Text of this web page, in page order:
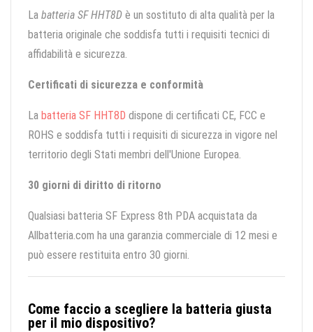
La batteria SF HHT8D è un sostituto di alta qualità per la
batteria originale che soddisfa tutti i requisiti tecnici di
affidabilità e sicurezza.
Certificati di sicurezza e conformità
La batteria SF HHT8D dispone di certificati CE, FCC e
ROHS e soddisfa tutti i requisiti di sicurezza in vigore nel
territorio degli Stati membri dell'Unione Europea.
30 giorni di diritto di ritorno
Qualsiasi batteria SF Express 8th PDA acquistata da
Allbatteria.com ha una garanzia commerciale di 12 mesi e
può essere restituita entro 30 giorni.
Come faccio a scegliere la batteria giusta
per il mio dispositivo?